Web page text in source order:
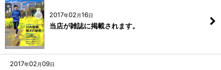
2017年02 月16日
当店が雑誌に掲載されます。
2017年02 月09日